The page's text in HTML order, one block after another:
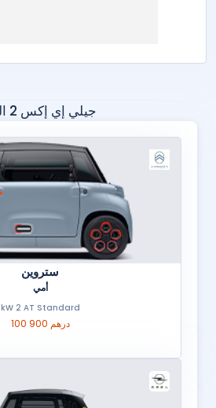
جيلي إي إكس 2 المغرب - نماذج مماثلة
ستروين
أمي
kW 2 AT Standard
100 900 درهم